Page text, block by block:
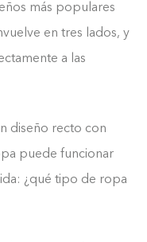
más populares
en tres lados, y
a las
diseño recto con
puede funcionar
¿qué tipo de ropa